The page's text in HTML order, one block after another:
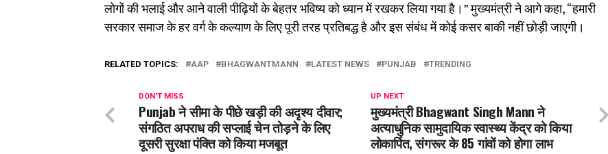
लोगों की भलाई और आने वाली पीढ़ियों के बेहतर भविष्य को ध्यान में रखकर लिया गया है।” मुख्यमंत्री ने आगे कहा, “हमारी
सरकार समाज के हर वर्ग के कल्याण के लिए पूरी तरह प्रतिबद्ध है और इस संबंध में कोई कसर बाकी नहीं छोड़ी जाएगी।
RELATED TOPICS: AAP BHAGWANTMANN LATEST NEWS PUNJAB TRENDING
UP NEXT
मुख्यमंत्री Bhagwant Singh Mann ने
अत्याधुनिक सामुदायिक स्वास्थ्य केंद्र को किया
लोकार्पित, संगरूर के 85 गांवों को होगा लाभ
DON'T MISS
Punjab ने सीमा के पीछे खड़ी की अदृश्य दीवार;
संगठित अपराध की सप्लाई चेन तोड़ने के लिए
दूसरी सुरक्षा पंक्ति को किया मजबूत